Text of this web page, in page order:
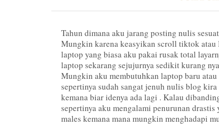
Tahun dimana aku jarang posting nulis
Mungkin karena keasyikan scroll tiktok atau
laptop yang biasa aku pakai rusak total
laptop sekarang sejujurnya sedikit kurang
Mungkin aku membutuhkan laptop baru atau
sepertinya sudah sangat jenuh nulis blog
kemana biar idenya ada lagi . Kalau
sepertinya aku mengalami penurunan drastis
males kemana mana mungkin menghadapi